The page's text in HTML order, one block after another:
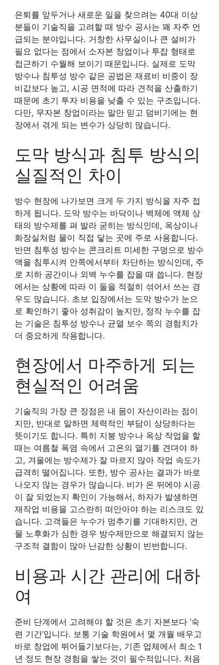
은퇴를 앞두거나 새로운 일을 찾으려는 40대 이상
분들이 기술직을 고려할 때 방수 공사는 꽤 자주 언
급되는 분야입니다. 거창한 사무실이나 큰 설비가
필요 없다는 점에서 소자본 창업이나 투잡 형태로
접근하기 수월해 보이기 때문입니다. 실제로 도막
방수나 침투성 방수 같은 공법은 재료비 비중이 장
비값보다 높고, 시공 면적에 따라 견적을 산출하기
때문에 초기 투자 비용을 낮출 수 있는 구조입니다.
다만, 무자본 창업이라는 말만 믿고 덤비기에는 현
장에서 겪게 되는 변수가 상당히 많습니다.
도막 방식과 침투 방식의
실질적인 차이
방수 현장에 나가보면 크게 두 가지 방식을 자주 접
하게 됩니다. 도막 방수는 바닥이나 벽체에 액체 상
태의 방수제를 펴 발라 굳히는 방식인데, 옥상이나
화장실처럼 물이 직접 닿는 곳에 주로 사용합니다.
반면 침투성 방수는 콘크리트 미세한 구멍으로 방수
액을 침투시켜 안쪽에서부터 차단하는 방식인데, 주
로 지하 공간이나 외벽 누수를 잡을 때 씁니다. 현장
에서는 상황에 따라 이 둘을 적절히 섞어서 쓰는 경
우도 많습니다. 초보 입장에서는 도막 방수가 눈으
로 확인하기 좋아 성취감이 높지만, 정작 누수를 잡
는 기술은 침투성 방수나 균열 보수 쪽의 경험치가
더 중요하게 작용합니다.
현장에서 마주하게 되는
현실적인 어려움
기술직의 가장 큰 장점은 내 몸이 자산이라는 점이
지만, 반대로 말하면 체력적인 부담이 상당하다는
뜻이기도 합니다. 특히 지붕 방수나 옥상 작업을 할
때는 여름철 폭염 속에서 고온의 열기를 견뎌야 하
고, 겨울에는 방수제가 잘 마르지 않아 작업 속도가
급격히 떨어집니다. 또한, 방수 공사는 결과가 바로
나오지 않는 경우가 많습니다. 비가 온 뒤에야 시공
이 잘 되었는지 확인이 가능해서, 하자가 발생하면
재작업 비용을 고스란히 떠안아야 하는 리스크도 있
습니다. 고객들은 누수가 멈추기를 기대하지만, 건
물 노후화가 심한 경우 방수제만으로 해결되지 않는
구조적 결함이 많아 난감한 상황이 빈번합니다.
비용과 시간 관리에 대하
여
준비 단계에서 고려해야 할 것은 초기 자본보다 ‘숙
련 기간’입니다. 보통 기술 학원에서 몇 개월 배우고
바로 창업에 뛰어들기보다는, 기존 업체에서 최소 1
년 정도 현장 경험을 쌓는 것이 필수적입니다. 처음